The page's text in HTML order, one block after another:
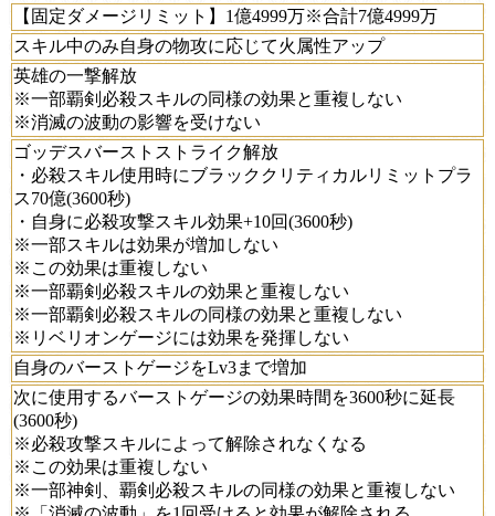
【固定ダメージリミット】1億4999万※合計7億4999万
スキル中のみ自身の物攻に応じて火属性アップ
英雄の一撃解放
※一部覇剣必殺スキルの同様の効果と重複しない
※消滅の波動の影響を受けない
ゴッデスバーストストライク解放
・必殺スキル使用時にブラッククリティカルリミットプラ
ス70億(3600秒)
・自身に必殺攻撃スキル効果+10回(3600秒)
※一部スキルは効果が増加しない
※この効果は重複しない
※一部覇剣必殺スキルの効果と重複しない
※一部覇剣必殺スキルの同様の効果と重複しない
※リベリオンゲージには効果を発揮しない
自身のバーストゲージをLv3まで増加
次に使用するバーストゲージの効果時間を3600秒に延長
(3600秒)
※必殺攻撃スキルによって解除されなくなる
※この効果は重複しない
※一部神剣、覇剣必殺スキルの同様の効果と重複しない